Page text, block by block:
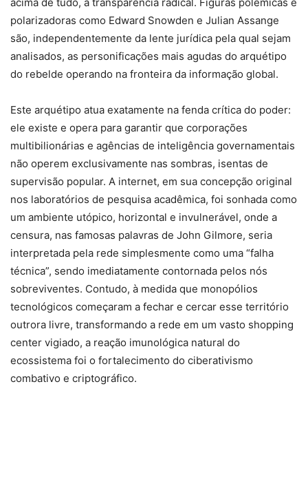
acima de tudo, a transparência radical. Figuras polêmicas e
polarizadoras como Edward Snowden e Julian Assange
são, independentemente da lente jurídica pela qual sejam
analisados, as personificações mais agudas do arquétipo
do rebelde operando na fronteira da informação global.
Este arquétipo atua exatamente na fenda crítica do poder:
ele existe e opera para garantir que corporações
multibilionárias e agências de inteligência governamentais
não operem exclusivamente nas sombras, isentas de
supervisão popular. A internet, em sua concepção original
nos laboratórios de pesquisa acadêmica, foi sonhada como
um ambiente utópico, horizontal e invulnerável, onde a
censura, nas famosas palavras de John Gilmore, seria
interpretada pela rede simplesmente como uma “falha
técnica”, sendo imediatamente contornada pelos nós
sobreviventes. Contudo, à medida que monopólios
tecnológicos começaram a fechar e cercar esse território
outrora livre, transformando a rede em um vasto shopping
center vigiado, a reação imunológica natural do
ecossistema foi o fortalecimento do ciberativismo
combativo e criptográfico.